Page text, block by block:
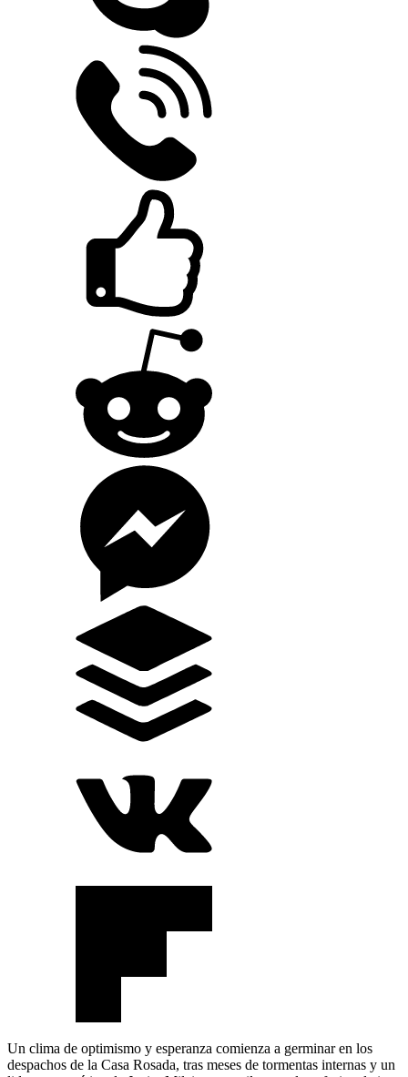
Un clima de optimismo y esperanza comienza a germinar en los
despachos de la Casa Rosada, tras meses de tormentas internas y un